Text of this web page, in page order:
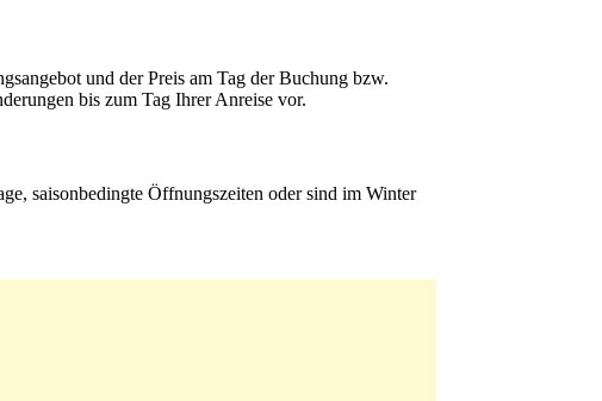
und der Preis am Tag der Buchung bzw.
bis zum Tag Ihrer Anreise vor.
saisonbedingte Öffnungszeiten oder sind im Winter